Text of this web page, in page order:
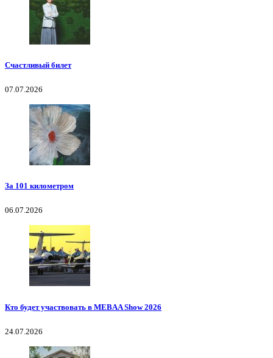
Счастливый билет
07.07.2026
За 101 километром
06.07.2026
Кто будет участвовать в MEBAA Show 2026
24.07.2026